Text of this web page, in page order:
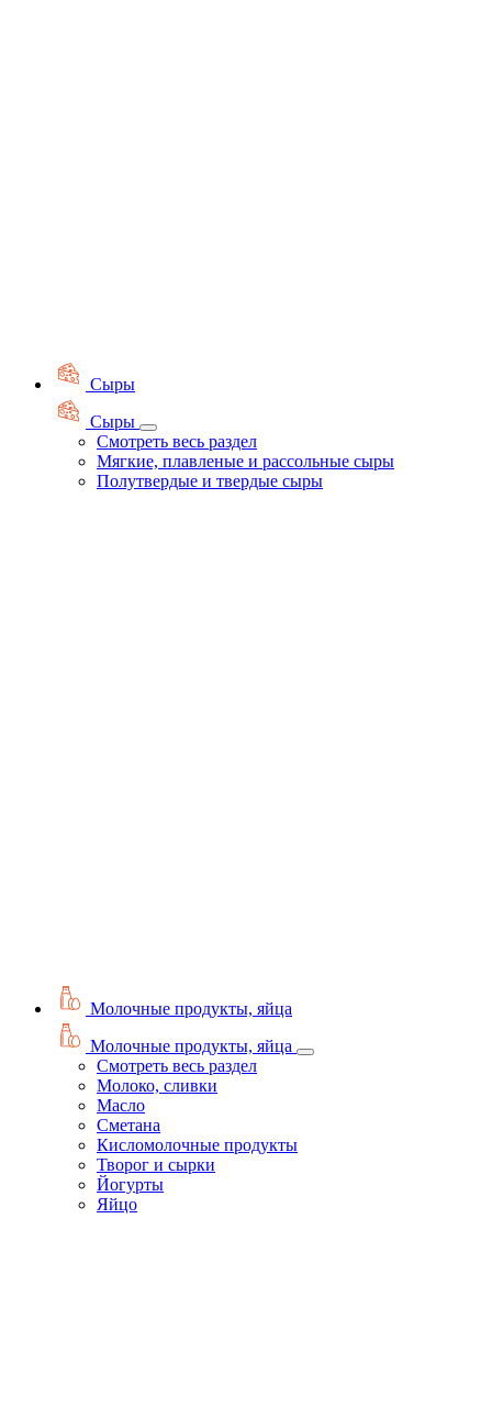
Сыры
Сыры
Смотреть весь раздел
Мягкие, плавленые и рассольные сыры
Полутвердые и твердые сыры
Молочные продукты, яйца
Молочные продукты, яйца
Смотреть весь раздел
Молоко, сливки
Масло
Сметана
Кисломолочные продукты
Творог и сырки
Йогурты
Яйцо